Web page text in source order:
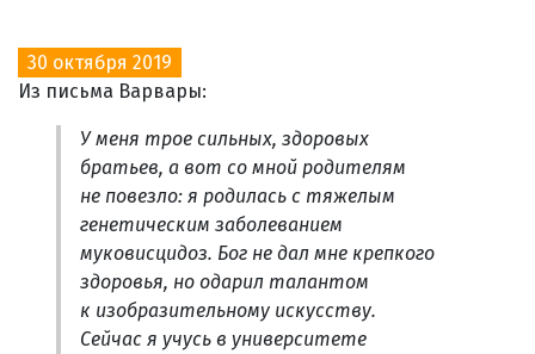
30 октября 2019
Из письма Варвары:
У меня трое сильных, здоровых
братьев, а вот со мной родителям
не повезло: я родилась с тяжелым
генетическим заболеванием
муковисцидоз. Бог не дал мне крепкого
здоровья, но одарил талантом
к изобразительному искусству.
Сейчас я учусь в университете